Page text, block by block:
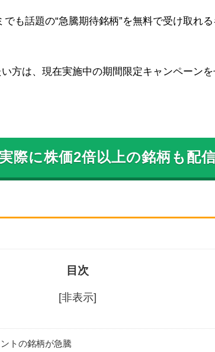
も話題の“急騰期待銘柄”を無料で受け取れ
方は、現在実施中の期間限定キャンペーン
際に株価2倍以上の銘柄も配
目次
[非表示]
トの銘柄が急騰